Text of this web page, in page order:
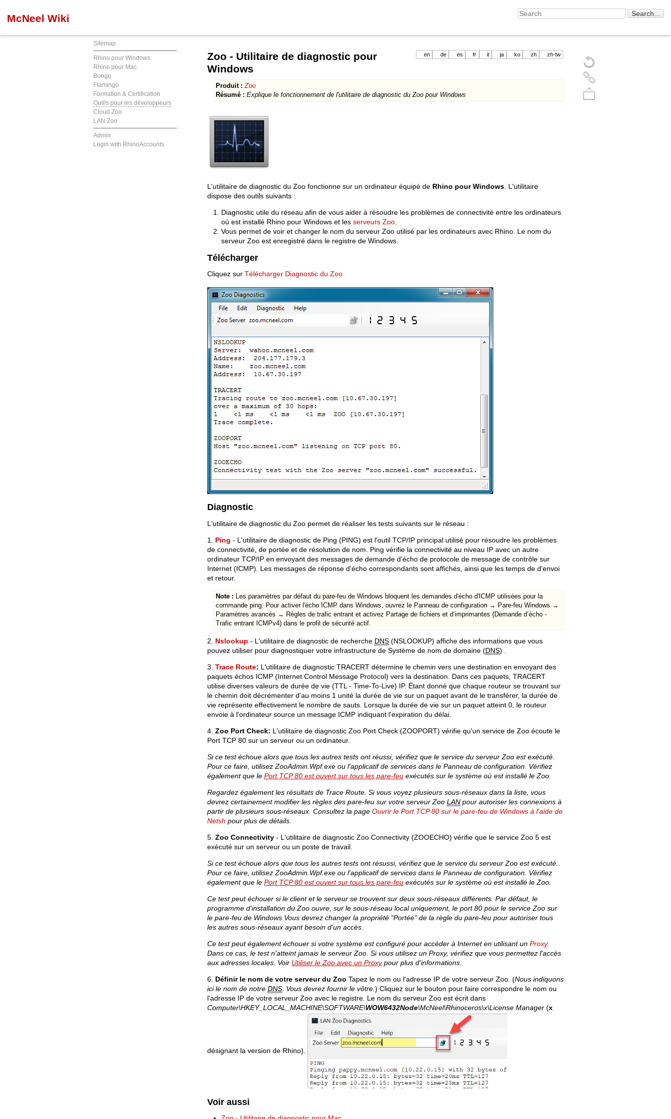
McNeel Wiki
Sitemap
Rhino pour Windows
Rhino pour Mac
Bongo
Flamingo
Formation & Certification
Outils pour les développeurs
Cloud Zoo
LAN Zoo
Admin
Login with RhinoAccounts
en de es fr it ja ko zh zh-tw
Zoo - Utilitaire de diagnostic pour
Windows
Produit : Zoo
Résumé : Explique le fonctionnement de l'utilitaire de diagnostic du Zoo pour Windows
L'utilitaire de diagnostic du Zoo fonctionne sur un ordinateur équipé de Rhino pour Windows . L'utilitaire
dispose des outils suivants :
Diagnostic utile du réseau afin de vous aider à résoudre les problèmes de connectivité entre les ordinateurs
où est installé Rhino pour Windows et les serveurs Zoo
Vous permet de voir et changer le nom du serveur Zoo utilisé par les ordinateurs avec Rhino. Le nom du
serveur Zoo est enregistré dans le registre de Windows.
Télécharger
Cliquez sur Télécharger Diagnostic du Zoo
Diagnostic
L'utilitaire de diagnostic du Zoo permet de réaliser les tests suivants sur le réseau :
1. Ping - L'utilitaire de diagnostic de Ping (PING) est l'outil TCP/IP principal utilisé pour résoudre les problèmes
de connectivité, de portée et de résolution de nom. Ping vérifie la connectivité au niveau IP avec un autre
ordinateur TCP/IP en envoyant des messages de demande d'écho de protocole de message de contrôle sur
Internet (ICMP). Les messages de réponse d'écho correspondants sont affichés, ainsi que les temps de d'envoi
et retour.
Note : Les paramètres par défaut du pare-feu de Windows bloquent les demandes d'écho d'ICMP utilisées pour la
commande ping. Pour activer l'écho ICMP dans Windows, ouvrez le Panneau de configuration → Pare-feu Windows →
Paramètres avancés → Règles de trafic entrant et activez Partage de fichiers et d’imprimantes (Demande d’écho -
Trafic entrant ICMPv4) dans le profil de sécurité actif.
2. Nslookup - L'utilitaire de diagnostic de recherche DNS (NSLOOKUP) affiche des informations que vous
pouvez utiliser pour diagnostiquer votre infrastructure de Système de nom de domaine (DNS) .
3. Trace Route: L'utilitaire de diagnostic TRACERT détermine le chemin vers une destination en envoyant des
paquets échos ICMP (Internet Control Message Protocol) vers la destination. Dans ces paquets, TRACERT
utilise diverses valeurs de durée de vie (TTL - Time-To-Live) IP. Étant donné que chaque routeur se trouvant sur
le chemin doit décrémenter d'au moins 1 unité la durée de vie sur un paquet avant de le transférer, la durée de
vie représente effectivement le nombre de sauts. Lorsque la durée de vie sur un paquet atteint 0, le routeur
envoie à l'ordinateur source un message ICMP indiquant l'expiration du délai.
4. Zoo Port Check: L'utilitaire de diagnostic Zoo Port Check (ZOOPORT) vérifie qu'un service de Zoo écoute le
Port TCP 80 sur un serveur ou un ordinateur.
Si ce test échoue alors que tous les autres tests ont réussi, vérifiez que le service du serveur Zoo est exécuté.
Pour ce faire, utilisez ZooAdmin.Wpf.exe ou l'applicatif de services dans le Panneau de configuration. Vérifiez
également que le Port TCP 80 est ouvert sur tous les pare-feu exécutés sur le système où est installé le Zoo.
Regardez également les résultats de Trace Route. Si vous voyez plusieurs sous-réseaux dans la liste, vous
devrez certainement modifier les règles des pare-feu sur votre serveur Zoo LAN pour autoriser les connexions à
partir de plusieurs sous-réseaux. Consultez la page Ouvrir le Port TCP 80 sur le pare-feu de Windows à l'aide de
Netsh pour plus de détails.
5. Zoo Connectivity - L'utilitaire de diagnostic Zoo Connectivity (ZOOECHO) vérifie que le service Zoo 5 est
exécuté sur un serveur ou un poste de travail.
Si ce test échoue alors que tous les autres tests ont résussi, vérifiez que le service du serveur Zoo est exécuté.
Pour ce faire, utilisez ZooAdmin.Wpf.exe ou l'applicatif de services dans le Panneau de configuration. Vérifiez
également que le Port TCP 80 est ouvert sur tous les pare-feu exécutés sur le système où est installé le Zoo.
Ce test peut échouer si le client et le serveur se trouvent sur deux sous-réseaux différents. Par défaut, le
programme d'installation du Zoo ouvre, sur le sous-réseau local uniquement, le port 80 pour le service Zoo sur
le pare-feu de Windows Vous devrez changer la propriété “Portée” de la règle du pare-feu pour autoriser tous
les autres sous-réseaux ayant besoin d'un accès.
Ce test peut également échouer si votre système est configuré pour accéder à Internet en utilisant un Proxy.
Dans ce cas, le test n'atteint jamais le serveur Zoo. Si vous utilisez un Proxy, vérifiez que vous permettez l'accès
aux adresses locales. Voir Utiliser le Zoo avec un Proxypour plus d'informations.
6. Définir le nom de votre serveur du Zoo Tapez le nom ou l'adresse IP de votre serveur Zoo. (Nous indiquons
ici le nom de notre DNS . Vous devrez fournir le vôtre. ) Cliquez sur le bouton pour faire correspondre le nom ou
l'adresse IP de votre serveur Zoo avec le registre. Le nom du serveur Zoo est écrit dans
Computer\HKEY_LOCAL_MACHINE\SOFTWARE\WOW6432Node\McNeel\Rhinoceros\x\License Manager (x
désignant la version de Rhino).
Voir aussi